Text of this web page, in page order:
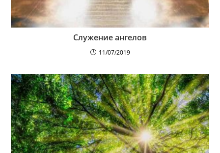
Служение ангелов
11/07/2019